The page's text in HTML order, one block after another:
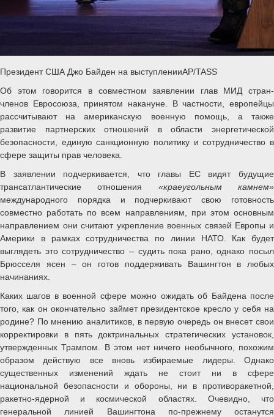
Президент США Джо Байден на выступленииAP/TASS
Об этом говорится в совместном заявлении глав МИД стран-
членов Евросоюза, принятом накануне. В частности, европейцы
рассчитывают на американскую военную помощь, а также
развитие партнерских отношений в области энергетической
безопасности, единую санкционную политику и сотрудничество в
сфере защиты прав человека.
В заявлении подчеркивается, что главы ЕС видят будущие
трансатлантические отношения «краеугольным камнем»
международного порядка и подчеркивают свою готовность
совместно работать по всем направлениям, при этом основным
направлением они считают укрепление военных связей Европы и
Америки в рамках сотрудничества по линии НАТО. Как будет
выглядеть это сотрудничество – судить пока рано, однако посыл
Брюсселя ясен – он готов поддерживать Вашингтон в любых
начинаниях.
Каких шагов в военной сфере можно ожидать об Байдена после
того, как он окончательно займет президентское кресло у себя на
родине? По мнению аналитиков, в первую очередь он внесет свои
корректировки в пять доктринальных стратегических установок,
утвержденных Трампом. В этом нет ничего необычного, похожим
образом действую все вновь избираемые лидеры. Однако
существенных изменений ждать не стоит ни в сфере
национальной безопасности и обороны, ни в противоракетной,
ракетно-ядерной и космической областях. Очевидно, что
генеральной линией Вашингтона по-прежнему останутся